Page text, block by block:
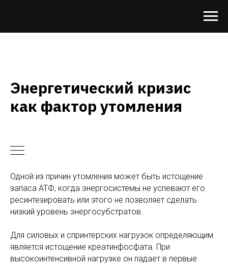
Энергетический кризис
как фактор утомления
Одной из причин утомления может быть истощение
запаса АТФ, когда энергосистемы не успевают его
ресинтезировать или этого не позволяет сделать
низкий уровень энергосубстратов.
Для силовых и спринтерских нагрузок определяющим
является истощение креатинфосфата. При
высокоинтенсивной нагрузке он падает в первые